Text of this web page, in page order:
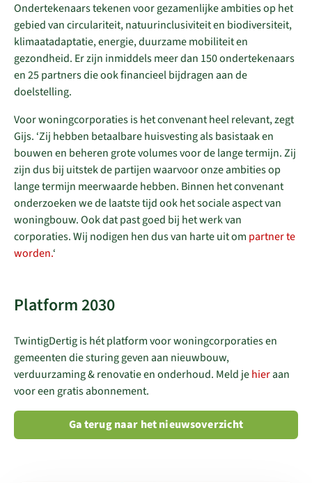
Ondertekenaars tekenen voor gezamenlijke ambities op het
gebied van circulariteit, natuurinclusiviteit en biodiversiteit,
klimaatadaptatie, energie, duurzame mobiliteit en
gezondheid. Er zijn inmiddels meer dan 150 ondertekenaars
en 25 partners die ook financieel bijdragen aan de
doelstelling.
Voor woningcorporaties is het convenant heel relevant, zegt
Gijs. ‘Zij hebben betaalbare huisvesting als basistaak en
bouwen en beheren grote volumes voor de lange termijn. Zij
zijn dus bij uitstek de partijen waarvoor onze ambities op
lange termijn meerwaarde hebben. Binnen het convenant
onderzoeken we de laatste tijd ook het sociale aspect van
woningbouw. Ook dat past goed bij het werk van
corporaties. Wij nodigen hen dus van harte uit om partner te
worden.‘
Platform 2030
TwintigDertig is hét platform voor woningcorporaties en
gemeenten die sturing geven aan nieuwbouw,
verduurzaming & renovatie en onderhoud. Meld jehieraan
voor een gratis abonnement.
Ga terug naar het nieuwsoverzicht